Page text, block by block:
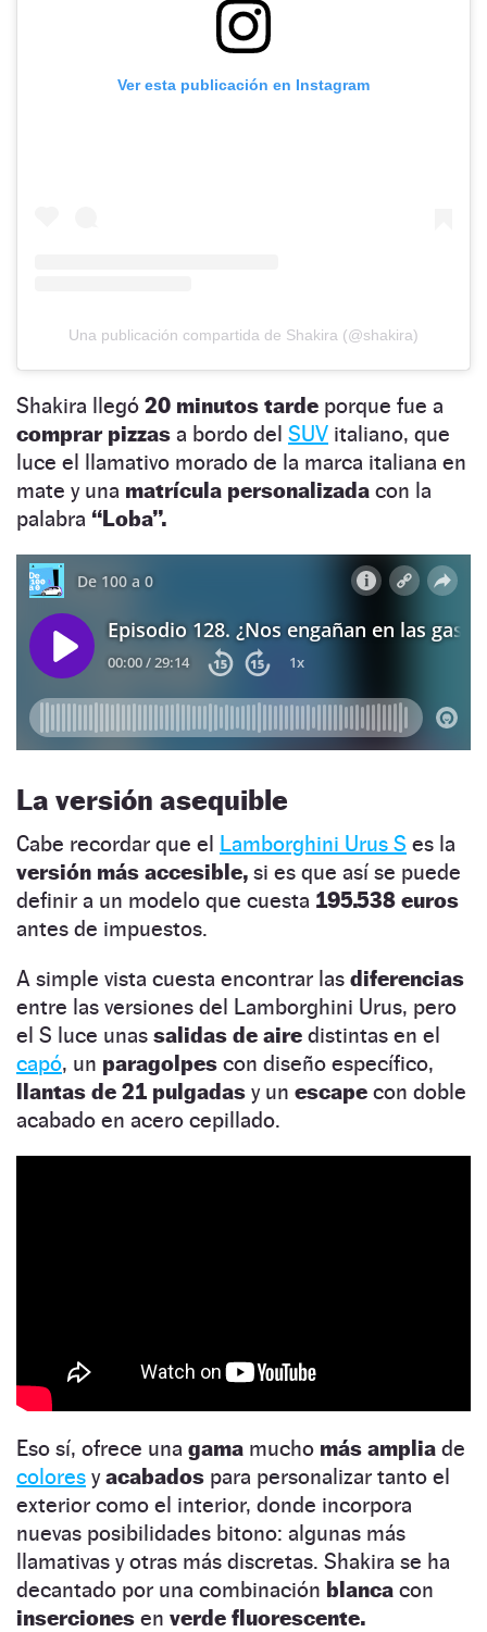
Ver esta publicación en Instagram
Una publicación compartida de Shakira (@shakira)
Shakira llegó 20 minutos tarde porque fue a
comprar pizzas a bordo del SUV italiano, que
luce el llamativo morado de la marca italiana en
mate y una matrícula personalizada con la
palabra “Loba”.
La versión asequible
Cabe recordar que el Lamborghini Urus S es la
versión más accesible, si es que así se puede
definir a un modelo que cuesta 195.538 euros
antes de impuestos.
A simple vista cuesta encontrar las diferencias
entre las versiones del Lamborghini Urus, pero
el S luce unas salidas de aire distintas en el
capó, un paragolpes con diseño específico,
llantas de 21 pulgadas y un escape con doble
acabado en acero cepillado.
Eso sí, ofrece una gama mucho más amplia de
colores yacabados para personalizar tanto el
exterior como el interior, donde incorpora
nuevas posibilidades bitono: algunas más
llamativas y otras más discretas. Shakira se ha
decantado por una combinación blanca con
inserciones en verde fluorescente.